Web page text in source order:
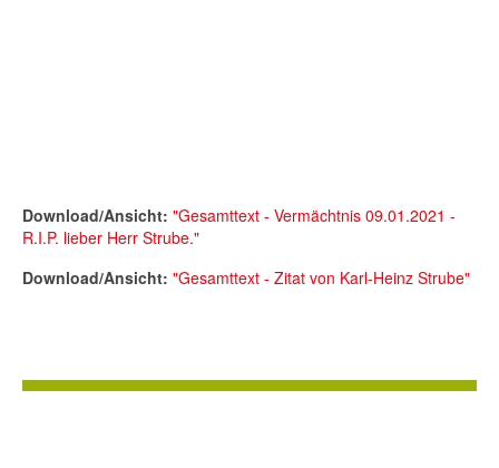
Download/Ansicht: "Gesamttext - Vermächtnis 09.01.2021 -
R.I.P. lieber Herr Strube."
Download/Ansicht: "Gesamttext - Zitat von Karl-Heinz Strube"